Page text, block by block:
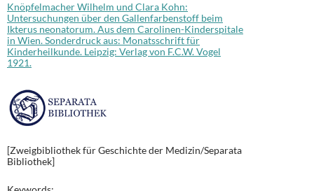
Knöpfelmacher Wilhelm und Clara Kohn:
Untersuchungen über den Gallenfarbenstoff beim
Ikterus neonatorum. Aus dem Carolinen-Kinderspitale
in Wien. Sonderdruck aus: Monatsschrift für
Kinderheilkunde. Leipzig: Verlag von F.C.W. Vogel
1921.
[Zweigbibliothek für Geschichte der Medizin/Separata
Bibliothek]